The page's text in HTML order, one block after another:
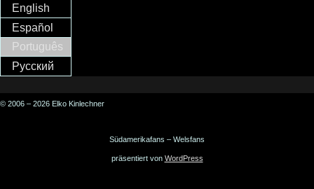
English
Español
Português
Русский
© 2006 – 2026 Elko Kinlechner
Südamerikafans – Welsfans
präsentiert von WordPress